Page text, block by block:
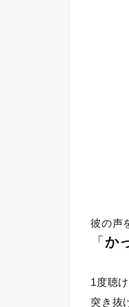
彼の声
「 か
1度聴
突き抜